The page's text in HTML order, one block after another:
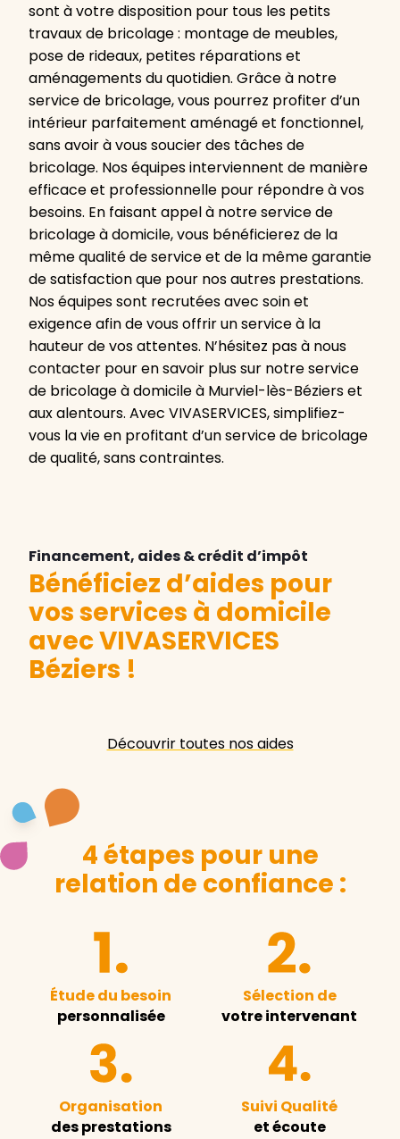
sont à votre disposition pour tous les petits
travaux de bricolage : montage de meubles,
pose de rideaux, petites réparations et
aménagements du quotidien. Grâce à notre
service de bricolage, vous pourrez profiter d’un
intérieur parfaitement aménagé et fonctionnel,
sans avoir à vous soucier des tâches de
bricolage. Nos équipes interviennent de manière
efficace et professionnelle pour répondre à vos
besoins. En faisant appel à notre service de
bricolage à domicile, vous bénéficierez de la
même qualité de service et de la même garantie
de satisfaction que pour nos autres prestations.
Nos équipes sont recrutées avec soin et
exigence afin de vous offrir un service à la
hauteur de vos attentes. N’hésitez pas à nous
contacter pour en savoir plus sur notre service
de bricolage à domicile à Murviel-lès-Béziers et
aux alentours. Avec VIVASERVICES, simplifiez-
vous la vie en profitant d’un service de bricolage
de qualité, sans contraintes.
Financement, aides & crédit d’impôt
Bénéficiez d’aides pour
vos services à domicile
avec VIVASERVICES
Béziers !
Découvrir toutes nos aides
4 étapes pour une
relation de confiance :
Étude du besoin
personnalisée
Sélection de
votre intervenant
Organisation
des prestations
Suivi Qualité
et écoute